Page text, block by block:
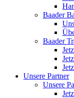
Baader
Baader
Unsere Partner
Unsere